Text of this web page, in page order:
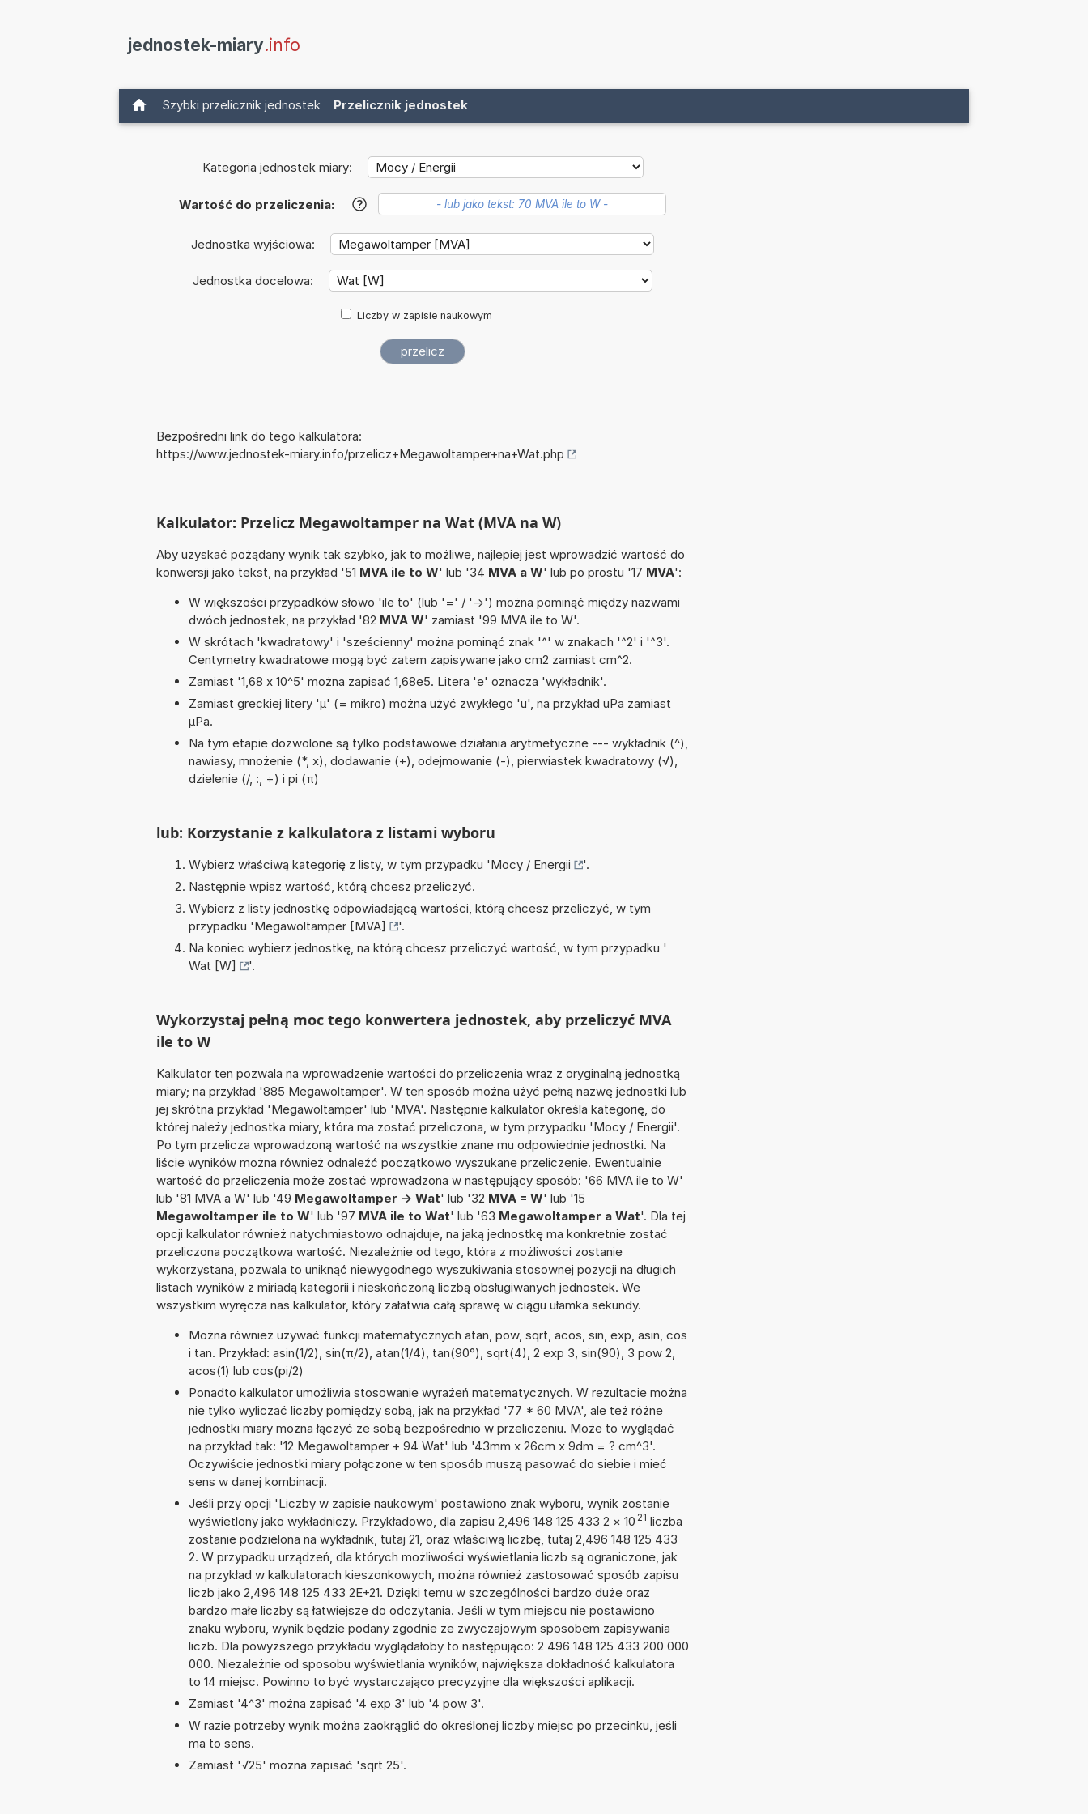
jednostek-miary.info
Szybki przelicznik jednostek Przelicznik jednostek
Kategoria jednostek miary:
Wartość do przeliczenia: ?
Jednostka wyjściowa:
Jednostka docelowa:
Liczby w zapisie naukowym
Bezpośredni link do tego kalkulatora:
https://www.jednostek-miary.info/przelicz+Megawoltamper+na+Wat.php
Kalkulator: Przelicz Megawoltamper na Wat (MVA na W)
Aby uzyskać pożądany wynik tak szybko, jak to możliwe, najlepiej jest wprowadzić wartość do
konwersji jako tekst, na przykład '51 MVA ile to W' lub '34 MVA a W' lub po prostu '17 MVA':
W większości przypadków słowo 'ile to' (lub '=' / '->') można pominąć między nazwami
dwóch jednostek, na przykład '82 MVA W' zamiast '99 MVA ile to W'.
W skrótach 'kwadratowy' i 'sześcienny' można pominąć znak '^' w znakach '^2' i '^3'.
Centymetry kwadratowe mogą być zatem zapisywane jako cm2 zamiast cm^2.
Zamiast '1,68 x 10^5' można zapisać 1,68e5. Litera 'e' oznacza 'wykładnik'.
Zamiast greckiej litery 'µ' (= mikro) można użyć zwykłego 'u', na przykład uPa zamiast
µPa.
Na tym etapie dozwolone są tylko podstawowe działania arytmetyczne --- wykładnik (^),
nawiasy, mnożenie (*, x), dodawanie (+), odejmowanie (-), pierwiastek kwadratowy (√),
dzielenie (/, :, ÷) i pi (π)
lub: Korzystanie z kalkulatora z listami wyboru
Wybierz właściwą kategorię z listy, w tym przypadku 'Mocy / Energii
'.
Następnie wpisz wartość, którą chcesz przeliczyć.
Wybierz z listy jednostkę odpowiadającą wartości, którą chcesz przeliczyć, w tym
przypadku 'Megawoltamper [MVA]
'.
Na koniec wybierz jednostkę, na którą chcesz przeliczyć wartość, w tym przypadku '
Wat [W]
'.
Wykorzystaj pełną moc tego konwertera jednostek, aby przeliczyć MVA
ile to W
Kalkulator ten pozwala na wprowadzenie wartości do przeliczenia wraz z oryginalną jednostką
miary; na przykład '885 Megawoltamper'. W ten sposób można użyć pełną nazwę jednostki lub
jej skrótna przykład 'Megawoltamper' lub 'MVA'. Następnie kalkulator określa kategorię, do
której należy jednostka miary, która ma zostać przeliczona, w tym przypadku 'Mocy / Energii'.
Po tym przelicza wprowadzoną wartość na wszystkie znane mu odpowiednie jednostki. Na
liście wyników można również odnaleźć początkowo wyszukane przeliczenie. Ewentualnie
wartość do przeliczenia może zostać wprowadzona w następujący sposób: '66 MVA ile to W'
lub '81 MVA a W' lub '49 Megawoltamper -> Wat' lub '32 MVA = W' lub '15
Megawoltamper ile to W' lub '97 MVA ile to Wat' lub '63 Megawoltamper a Wat'. Dla tej
opcji kalkulator również natychmiastowo odnajduje, na jaką jednostkę ma konkretnie zostać
przeliczona początkowa wartość. Niezależnie od tego, która z możliwości zostanie
wykorzystana, pozwala to uniknąć niewygodnego wyszukiwania stosownej pozycji na długich
listach wyników z miriadą kategorii i nieskończoną liczbą obsługiwanych jednostek. We
wszystkim wyręcza nas kalkulator, który załatwia całą sprawę w ciągu ułamka sekundy.
Można również używać funkcji matematycznych atan, pow, sqrt, acos, sin, exp, asin, cos
i tan. Przykład: asin(1/2), sin(π/2), atan(1/4), tan(90°), sqrt(4), 2 exp 3, sin(90), 3 pow 2,
acos(1) lub cos(pi/2)
Ponadto kalkulator umożliwia stosowanie wyrażeń matematycznych. W rezultacie można
nie tylko wyliczać liczby pomiędzy sobą, jak na przykład '77 * 60 MVA', ale też różne
jednostki miary można łączyć ze sobą bezpośrednio w przeliczeniu. Może to wyglądać
na przykład tak: '12 Megawoltamper + 94 Wat' lub '43mm x 26cm x 9dm = ? cm^3'.
Oczywiście jednostki miary połączone w ten sposób muszą pasować do siebie i mieć
sens w danej kombinacji.
Jeśli przy opcji 'Liczby w zapisie naukowym' postawiono znak wyboru, wynik zostanie
wyświetlony jako wykładniczy. Przykładowo, dla zapisu 2,496 148 125 433 2 × 10 21 liczba
zostanie podzielona na wykładnik, tutaj 21, oraz właściwą liczbę, tutaj 2,496 148 125 433
2. W przypadku urządzeń, dla których możliwości wyświetlania liczb są ograniczone, jak
na przykład w kalkulatorach kieszonkowych, można również zastosować sposób zapisu
liczb jako 2,496 148 125 433 2E+21. Dzięki temu w szczególności bardzo duże oraz
bardzo małe liczby są łatwiejsze do odczytania. Jeśli w tym miejscu nie postawiono
znaku wyboru, wynik będzie podany zgodnie ze zwyczajowym sposobem zapisywania
liczb. Dla powyższego przykładu wyglądałoby to następująco: 2 496 148 125 433 200 000
000. Niezależnie od sposobu wyświetlania wyników, największa dokładność kalkulatora
to 14 miejsc. Powinno to być wystarczająco precyzyjne dla większości aplikacji.
Zamiast '4^3' można zapisać '4 exp 3' lub '4 pow 3'.
W razie potrzeby wynik można zaokrąglić do określonej liczby miejsc po przecinku, jeśli
ma to sens.
Zamiast '√25' można zapisać 'sqrt 25'.